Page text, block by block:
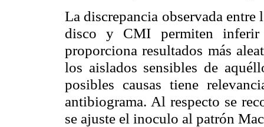
La discrepancia observada
disco y CMI permiten
proporciona resultados más
los aislados sensibles de
posibles causas tiene
antibiograma. Al respecto se
se ajuste el inoculo al patrón